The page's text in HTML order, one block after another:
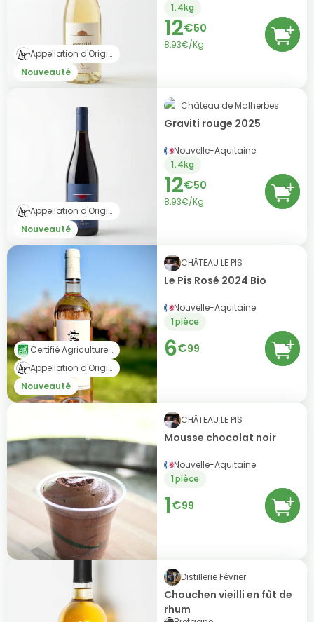
Appellation d'Origine Contrôlée (AOC)
Nouveauté
1.4kg
12€50
8,93€/Kg
Appellation d'Origine Contrôlée (AOC)
Nouveauté
Château de Malherbes
Graviti rouge 2025
Nouvelle-Aquitaine
1.4kg
12€50
8,93€/Kg
Certifié Agriculture Biologique (AB)
Appellation d'Origine Contrôlée (AOC)
Nouveauté
CHÂTEAU LE PIS
Le Pis Rosé 2024 Bio
Nouvelle-Aquitaine
1 pièce
6€99
CHÂTEAU LE PIS
Mousse chocolat noir
Nouvelle-Aquitaine
1 pièce
1€99
Distillerie Février
Chouchen vieilli en fût de
rhum